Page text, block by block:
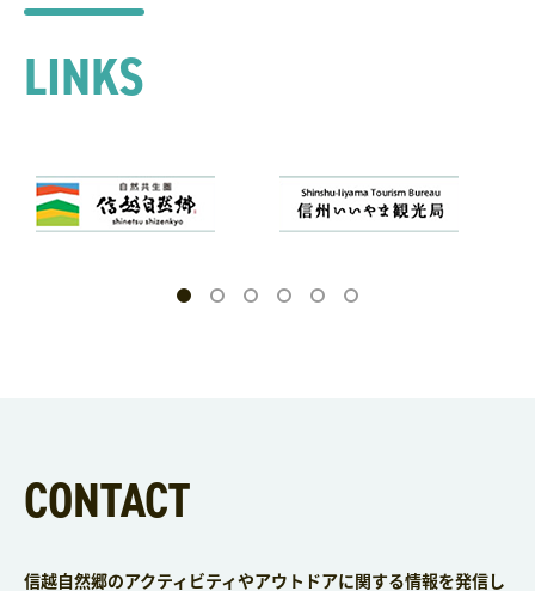
LINKS
CONTACT
信越自然郷のアクティビティやアウトドアに関する情報を発信し